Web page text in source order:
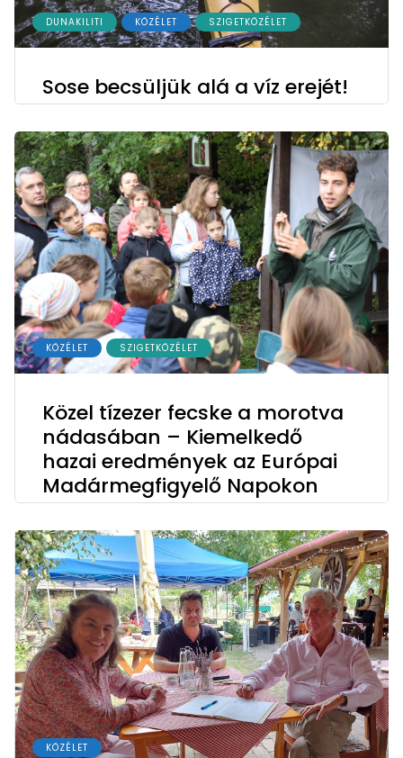
DUNAKILITI KÖZÉLET SZIGETKÖZÉLET
Sose becsüljük alá a víz erejét!
KÖZÉLET SZIGETKÖZÉLET
Közel tízezer fecske a morotva
nádasában – Kiemelkedő
hazai eredmények az Európai
Madármegfigyelő Napokon
KÖZÉLET